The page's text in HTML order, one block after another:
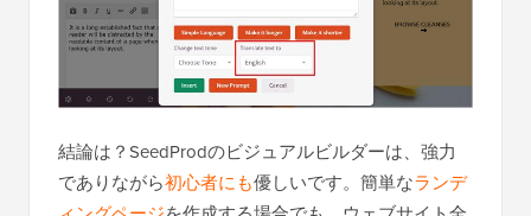
結論は？SeedProdのビジュアルビルダーは、強力
でありながら初心者にも優しいです。簡単なランデ